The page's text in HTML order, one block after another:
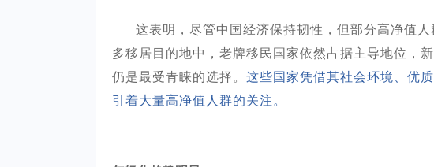
这表明，尽管中国经济保持韧性，但部分高净值
多移居目的地中，老牌移民国家依然占据主导地位，
仍是最受青睐的选择。 这些国家凭借其社会环境、优
引着大量高净值人群的关注。